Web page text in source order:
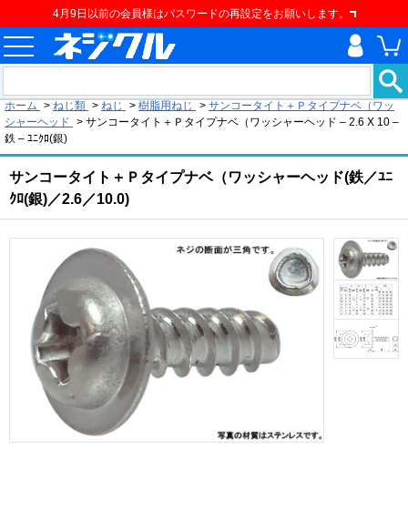
4月9日以前の会員様はパスワードの再設定をお願いします。
ホーム > ねじ類 > ねじ > 樹脂用ねじ > サンコータイト＋Ｐタイプナベ（ワッ
シャーヘッド > サンコータイト＋Ｐタイプナベ（ワッシャーヘッド – 2.6 X 10 –
鉄 – ﾕﾆｸﾛ(銀)
サンコータイト＋Ｐタイプナベ（ワッシャーヘッド(鉄／ﾕﾆ
ｸﾛ(銀)／2.6／10.0)